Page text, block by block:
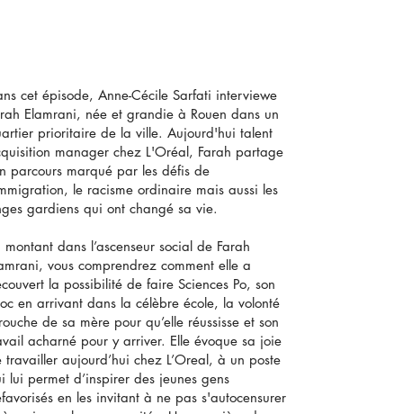
cet épisode, Anne-Cécile Sarfati interviewe
Elamrani, née et grandie à Rouen dans un
prioritaire de la ville. Aujourd'hui talent
manager chez L'Oréal, Farah partage
parcours marqué par les défis de
le racisme ordinaire mais aussi les
gardiens qui ont changé sa vie.
montant dans l’ascenseur social de Farah
vous comprendrez comment elle a
la possibilité de faire Sciences Po, son
en arrivant dans la célèbre école, la volonté
de sa mère pour qu’elle réussisse et son
acharné pour y arriver. Elle évoque sa joie
travailler aujourd’hui chez L’Oreal, à un poste
lui permet d’inspirer des jeunes gens
en les invitant à ne pas s'autocensurer